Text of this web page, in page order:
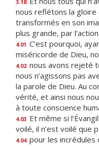
3.18
nous reflétons la gloire
transformés en son
plus grande, par
4.01 C’est pourquoi,
miséricorde de Dieu,
4.02 nous avons rejeté
nous n’agissons pas
la parole de Dieu. Au
vérité, et ainsi nous
à toute conscience
4.03 Et même si
voilé, il n’est voilé que
4.04 pour les incrédules